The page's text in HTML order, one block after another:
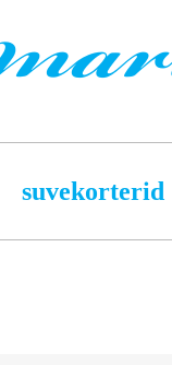
suvekorterid